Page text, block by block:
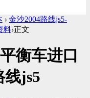
› 金沙2004路线js5-
料›正文
衡车进口
线js5